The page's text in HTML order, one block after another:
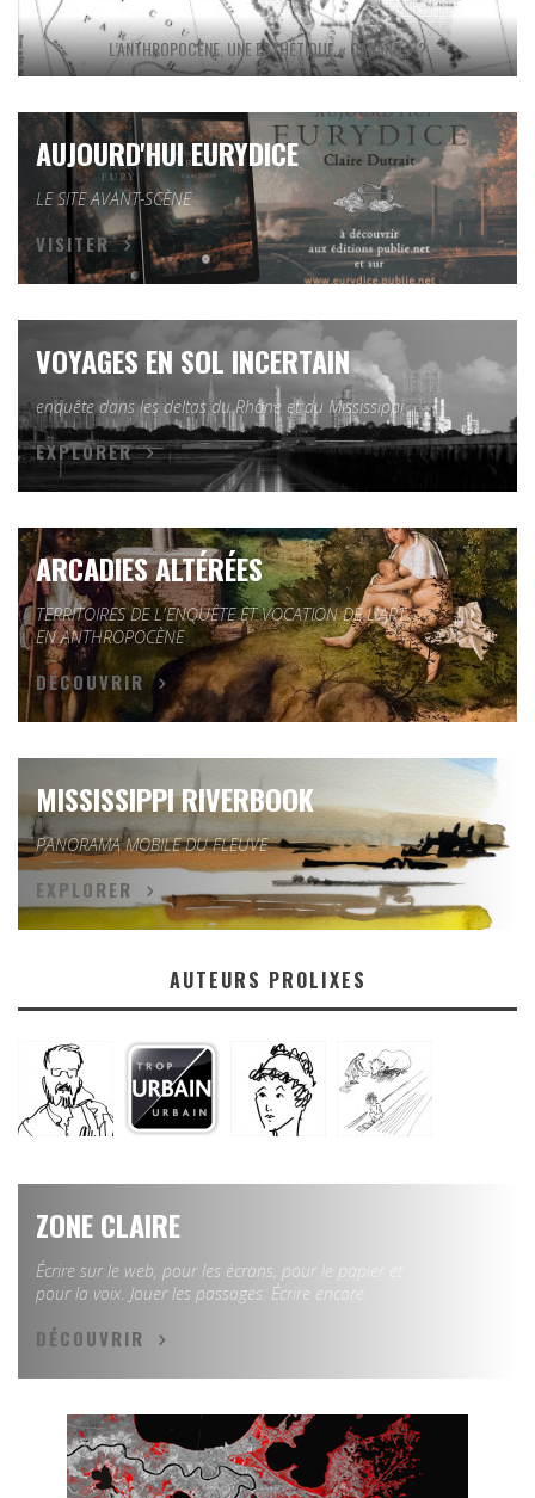
L’ANTHROPOCÈNE, UNE ESTHÉTIQUE « CANARD » ?
AUJOURD'HUI EURYDICE
LE SITE AVANT-SCÈNE
VISITER
VOYAGES EN SOL INCERTAIN
enquête dans les deltas du Rhône et du Mississippi
EXPLORER
ARCADIES ALTÉRÉES
TERRITOIRES DE L'ENQUÊTE ET VOCATION DE L'ART
EN ANTHROPOCÈNE
DÉCOUVRIR
MISSISSIPPI RIVERBOOK
PANORAMA MOBILE DU FLEUVE
EXPLORER
AUTEURS PROLIXES
ZONE CLAIRE
Écrire sur le web, pour les écrans, pour le papier et
pour la voix. Jouer les passages. Écrire encore.
DÉCOUVRIR